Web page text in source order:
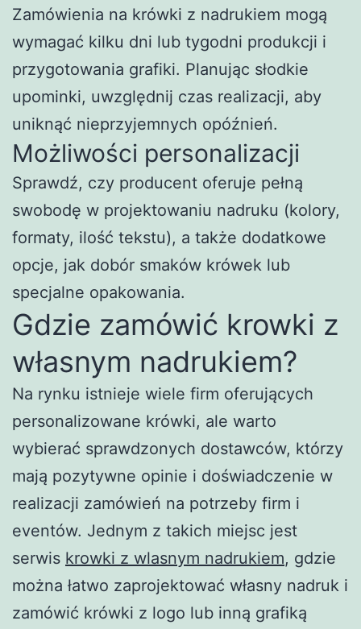
Zamówienia na krówki z nadrukiem mogą
wymagać kilku dni lub tygodni produkcji i
przygotowania grafiki. Planując słodkie
upominki, uwzględnij czas realizacji, aby
uniknąć nieprzyjemnych opóźnień.
Możliwości personalizacji
Sprawdź, czy producent oferuje pełną
swobodę w projektowaniu nadruku (kolory,
formaty, ilość tekstu), a także dodatkowe
opcje, jak dobór smaków krówek lub
specjalne opakowania.
Gdzie zamówić krowki z
własnym nadrukiem?
Na rynku istnieje wiele firm oferujących
personalizowane krówki, ale warto
wybierać sprawdzonych dostawców, którzy
mają pozytywne opinie i doświadczenie w
realizacji zamówień na potrzeby firm i
eventów. Jednym z takich miejsc jest
serwis krowki z wlasnym nadrukiem, gdzie
można łatwo zaprojektować własny nadruk i
zamówić krówki z logo lub inną grafiką